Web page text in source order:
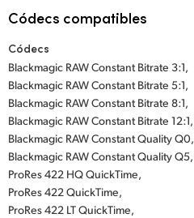
Códecs compatibles
Códecs
Blackmagic RAW Constant Bitrate 3:1,
Blackmagic RAW Constant Bitrate 5:1,
Blackmagic RAW Constant Bitrate 8:1,
Blackmagic RAW Constant Bitrate 12:1,
Blackmagic RAW Constant Quality Q0,
Blackmagic RAW Constant Quality Q5,
ProRes 422 HQ QuickTime,
ProRes 422 QuickTime,
ProRes 422 LT QuickTime,